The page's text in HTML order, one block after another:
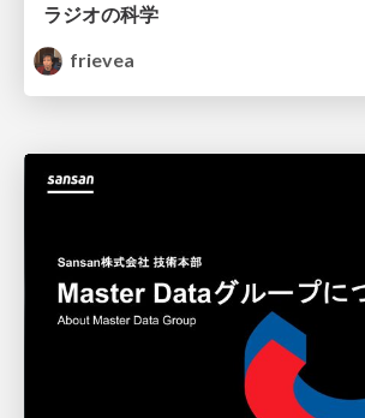
ラジオの科学
frievea